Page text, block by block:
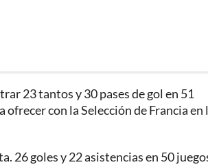
23 tantos y 30 pases de gol en 51
con la Selección de Francia en
26 goles y 22 asistencias en 50